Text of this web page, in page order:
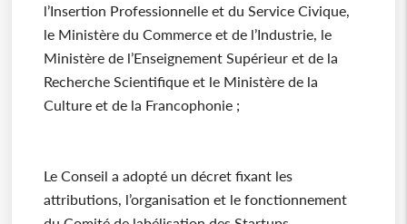
l’Insertion Professionnelle et du Service Civique,
le Ministère du Commerce et de l’Industrie, le
Ministère de l’Enseignement Supérieur et de la
Recherche Scientifique et le Ministère de la
Culture et de la Francophonie ;
Le Conseil a adopté un décret fixant les
attributions, l’organisation et le fonctionnement